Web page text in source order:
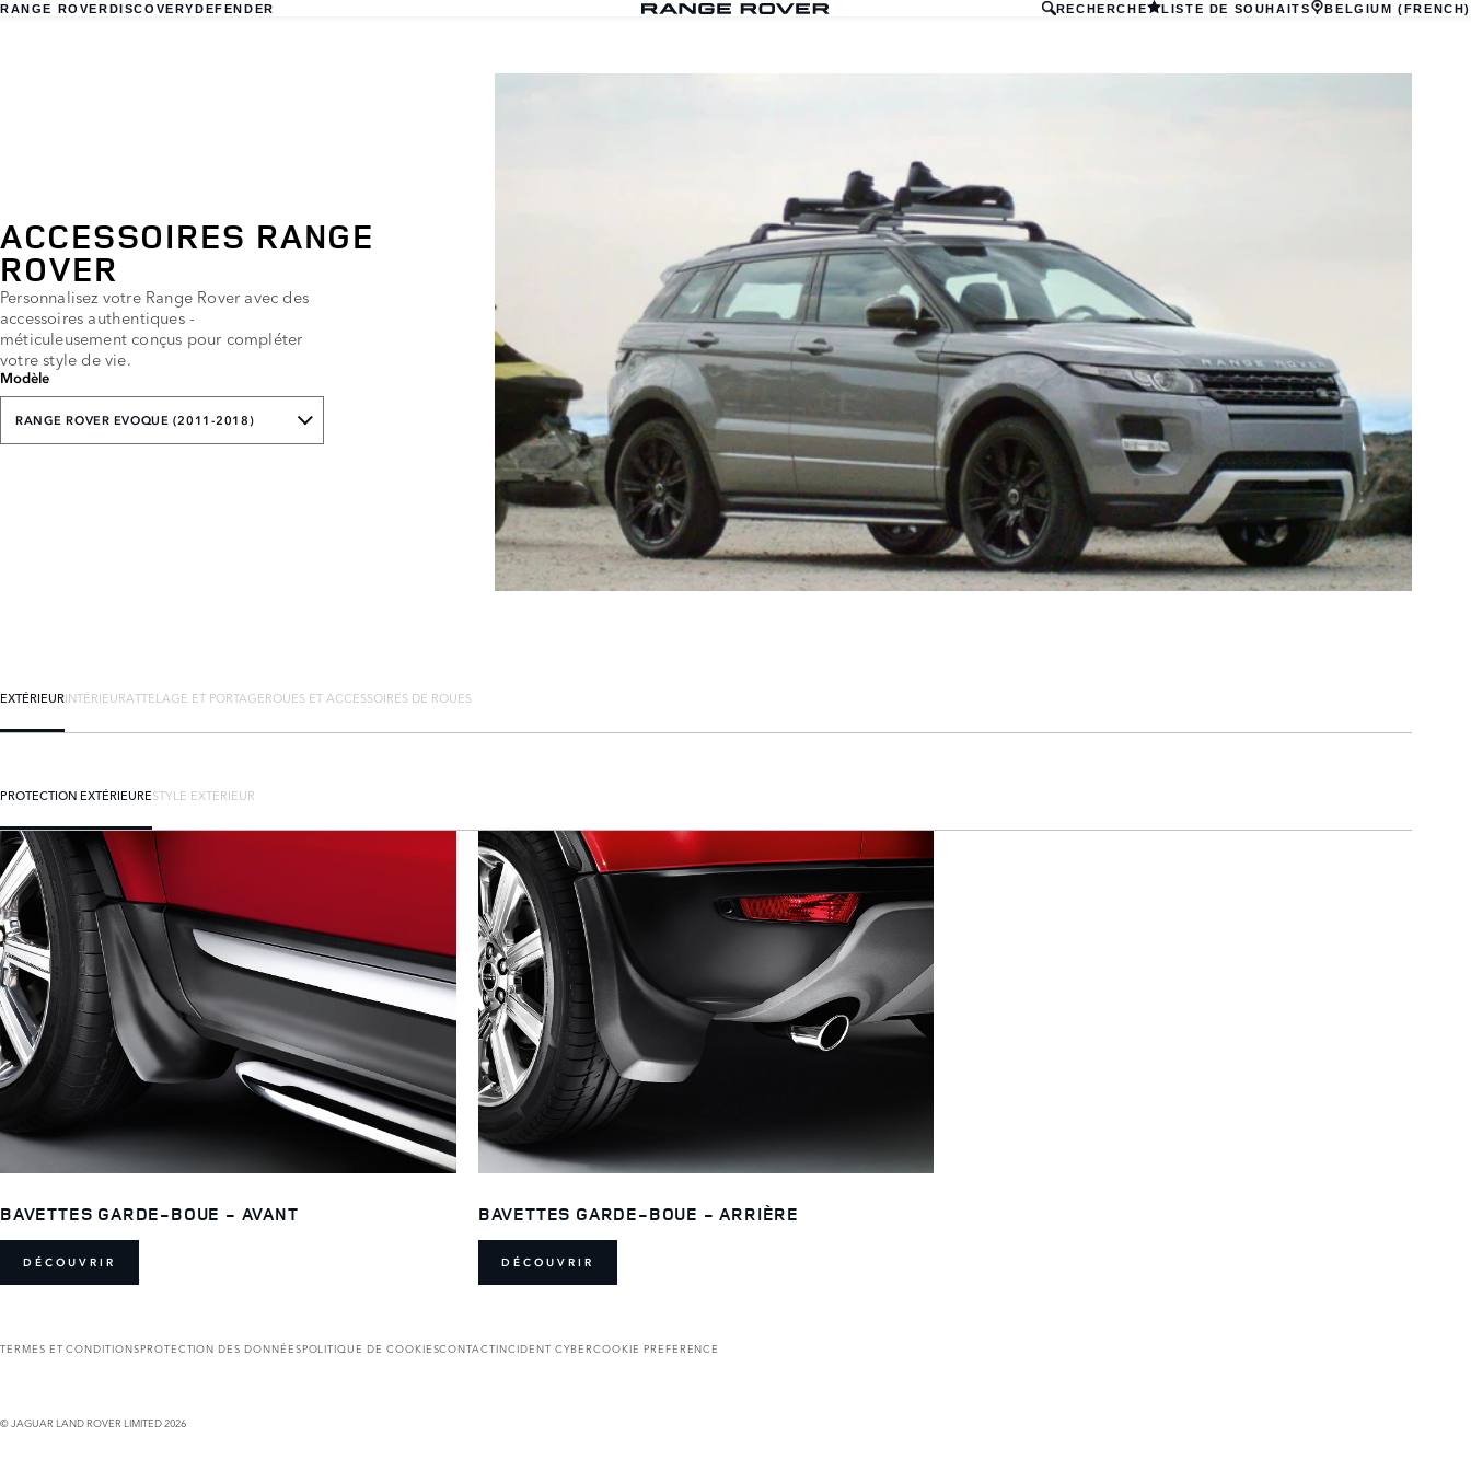
RANGE ROVERDISCOVERYDEFENDER RECHERCHE LISTE DE SOUHAITS BELGIUM (FRENCH)
ACCESSOIRES RANGE
ROVER
Personnalisez votre Range Rover avec des
accessoires authentiques -
méticuleusement conçus pour compléter
votre style de vie.
Modèle
RANGE ROVER EVOQUE (2011-2018)
EXTÉRIEURINTÉRIEURATTELAGE ET PORTAGEROUES ET ACCESSOIRES DE ROUES
PROTECTION EXTÉRIEURESTYLE EXTÉRIEUR
BAVETTES GARDE-BOUE - AVANT
DÉCOUVRIR
BAVETTES GARDE-BOUE - ARRIÈRE
DÉCOUVRIR
TERMES ET CONDITIONSPROTECTION DES DONNÉESPOLITIQUE DE COOKIESCONTACTINCIDENT CYBERCOOKIE PREFERENCE
© JAGUAR LAND ROVER LIMITED 2026